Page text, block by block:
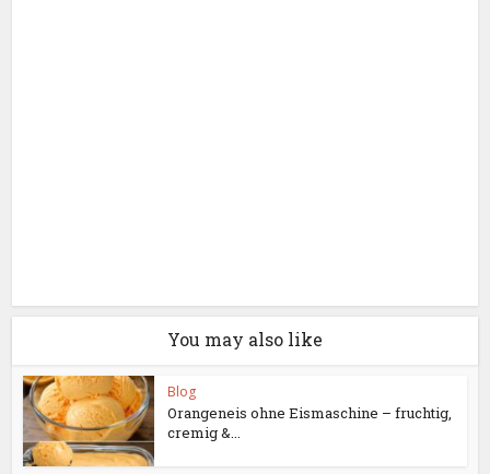
You may also like
Blog
Orangeneis ohne Eismaschine – fruchtig,
cremig &...